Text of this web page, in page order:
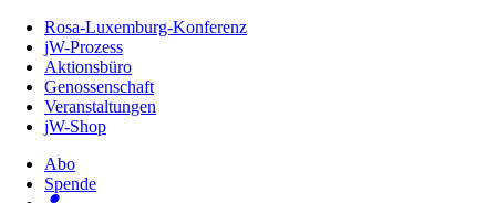
Inhalt
Seite
Rosa-Luxemburg-Konferenz
jW-Prozess
Aktionsbüro
Genossenschaft
Veranstaltungen
jW-Shop
Abo
Spende